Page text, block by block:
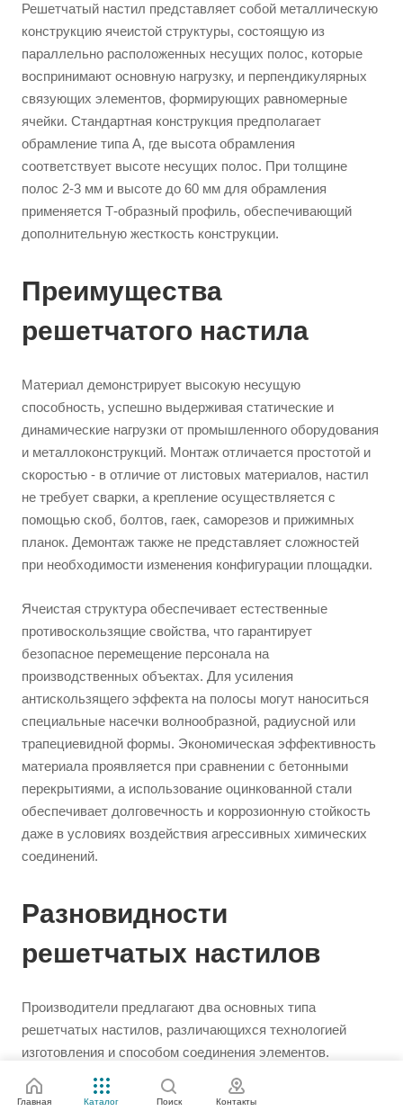
Решетчатый настил представляет собой металлическую
конструкцию ячеистой структуры, состоящую из
параллельно расположенных несущих полос, которые
воспринимают основную нагрузку, и перпендикулярных
связующих элементов, формирующих равномерные
ячейки. Стандартная конструкция предполагает
обрамление типа А, где высота обрамления
соответствует высоте несущих полос. При толщине
полос 2-3 мм и высоте до 60 мм для обрамления
применяется Т-образный профиль, обеспечивающий
дополнительную жесткость конструкции.
Преимущества
решетчатого настила
Материал демонстрирует высокую несущую
способность, успешно выдерживая статические и
динамические нагрузки от промышленного оборудования
и металлоконструкций. Монтаж отличается простотой и
скоростью - в отличие от листовых материалов, настил
не требует сварки, а крепление осуществляется с
помощью скоб, болтов, гаек, саморезов и прижимных
планок. Демонтаж также не представляет сложностей
при необходимости изменения конфигурации площадки.
Ячеистая структура обеспечивает естественные
противоскользящие свойства, что гарантирует
безопасное перемещение персонала на
производственных объектах. Для усиления
антискользящего эффекта на полосы могут наноситься
специальные насечки волнообразной, радиусной или
трапециевидной формы. Экономическая эффективность
материала проявляется при сравнении с бетонными
перекрытиями, а использование оцинкованной стали
обеспечивает долговечность и коррозионную стойкость
даже в условиях воздействия агрессивных химических
соединений.
Разновидности
решетчатых настилов
Производители предлагают два основных типа
решетчатых настилов, различающихся технологией
изготовления и способом соединения элементов.
Сварной настил (маркировка SP) характеризуется
фиксацией стальных полос с помощью скрученных
Главная Каталог Поиск Контакты